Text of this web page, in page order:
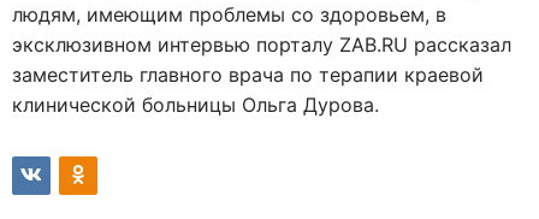
людям, имеющим проблемы со здоровьем, в
эксклюзивном интервью порталу ZAB.RU рассказал
заместитель главного врача по терапии краевой
клинической больницы Ольга Дурова.